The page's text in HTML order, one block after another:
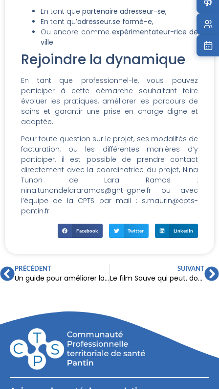
En tant que partenaire adresseur-se,
En tant qu’adresseur.se formé-e,
Ou encore comme expérimentateur-rice de
ville.
Rejoindre la dynamique
En tant que professionnel-le, vous pouvez
participer à cette démarche souhaitant faire
évoluer les pratiques, améliorer les parcours de
soins et garantir une prise en charge digne et
adaptée.
Pour toute question sur le projet, ses modalités de
facturation, ou les différentes manières d’y
participer, il est possible de prendre contact
directement avec la coordinatrice du projet, Nina
Tunon de Lara Ramos :
nina.tunondelararamos@ght-gpne.fr ou avec
l’équipe de la CPTS par mail : s.maurin@cpts-
pantin.fr
Facebook Twitter LinkedIn
PRÉCÉDENT
Un guide pour améliorer la prise en charge des personnes LGBTQI+
SUIVANT
Le film Sauve qui peut, dont la sortie nationale est prévue le mercredi 04 juin, sera diffusé ce mois de juin et en juillet au 104 à Pantin.